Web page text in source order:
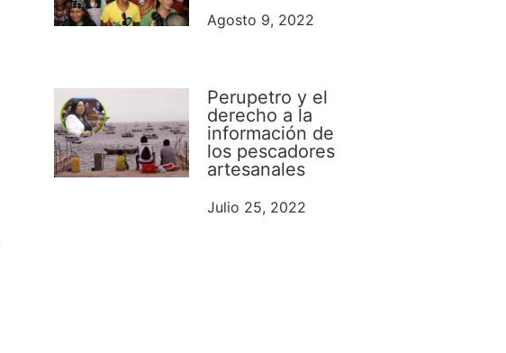
Agosto 9, 2022
Perupetro y el
derecho a la
información de
los pescadores
artesanales
Julio 25, 2022